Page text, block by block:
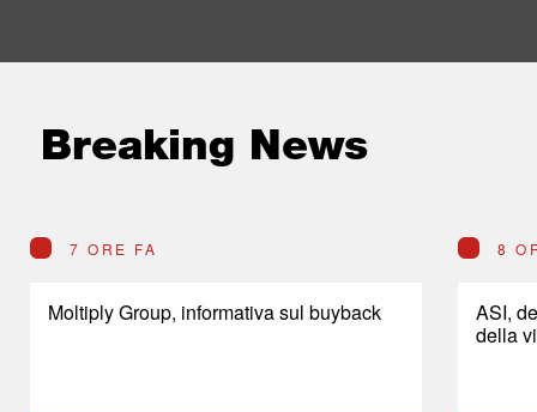
Breaking News
7 ORE FA
Moltiply Group, informativa sul buyback
8
ASI,
della